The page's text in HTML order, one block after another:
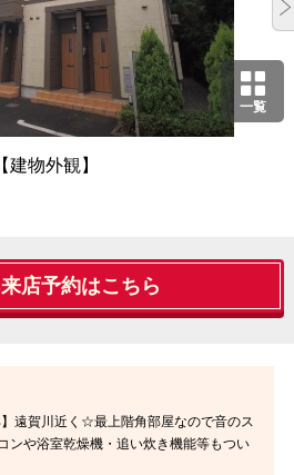
一覧
【建物外観】
店予約はこちら
】遠賀川近く☆最上階角部屋なので音のス
ンや浴室乾燥機・追い炊き機能等もつい